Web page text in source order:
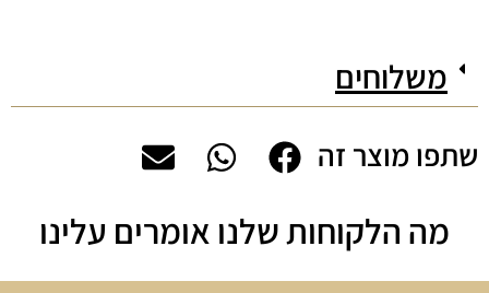
משלוחים
שתפו מוצר זה
מה הלקוחות שלנו אומרים עלינו